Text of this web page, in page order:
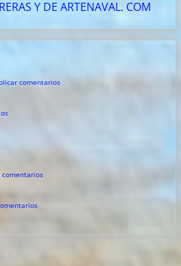
Y DE ARTENAVAL. COM
comentarios
comentarios